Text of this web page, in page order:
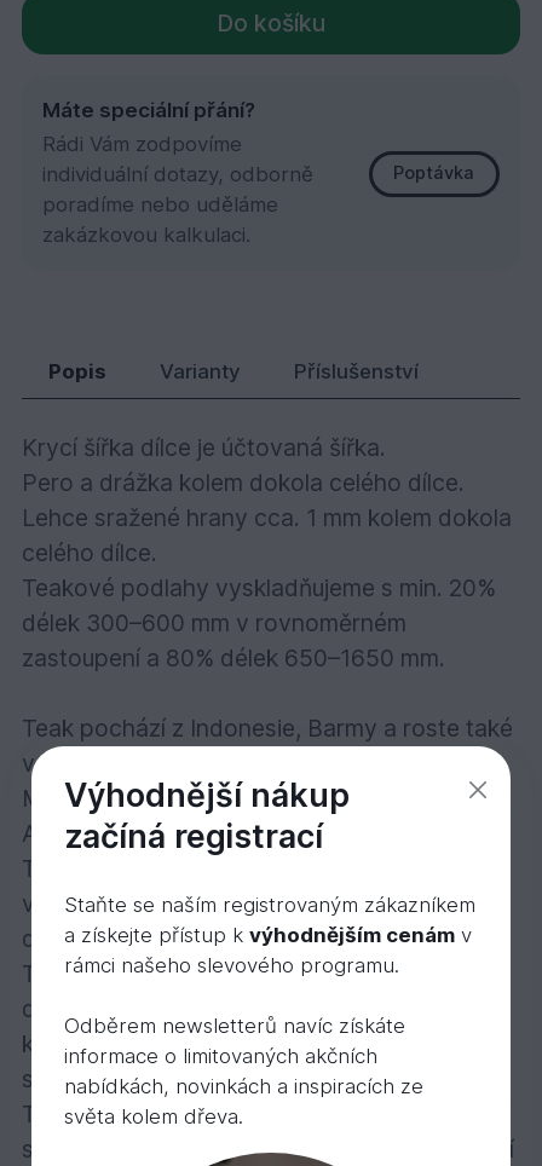
Do košíku
Máte speciální přání?
Rádi Vám zodpovíme
individuální dotazy, odborně
poradíme nebo uděláme
zakázkovou kalkulaci.
Poptávka
Popis Varianty Příslušenství
Krycí šířka dílce je účtovaná šířka.
Pero a drážka kolem dokola celého dílce.
Lehce sražené hrany cca. 1 mm kolem dokola
celého dílce.
Teakové podlahy vyskladňujeme s min. 20%
délek 300–600 mm v rovnoměrném
zastoupení a 80% délek 650–1650 mm.
Teak pochází z Indonesie, Barmy a roste také
v Indii, Thajsku... Rozšířil se částečně také do
Malajsie, na Borneo, Filipíny, do tropické
Afriky a Střední Ameriky. Teaková podlaha z
Teaku jávského je dobrou volbou pro
všechny, kteří preferují odolné exotické
dřevo.
Teak má úzké, světle žlutohnědé bělové
dřevo a tmavé zlatohnědé jádrové dřevo,
které na vzduchu na povrchu tmavne na
středně nebo tmavě hnědé.
Teak má na rozdíl od barmského teaku živější
strukturu, širší škálu barevnosti a různorodější
Výhodnější nákup
začíná registrací
Staňte se naším registrovaným zákazníkem
a získejte přístup k výhodnějším cenámv
rámci našeho slevového programu.
Odběrem newsletterů navíc získáte
informace o limitovaných akčních
nabídkách, novinkách a inspiracích ze
světa kolem dřeva.